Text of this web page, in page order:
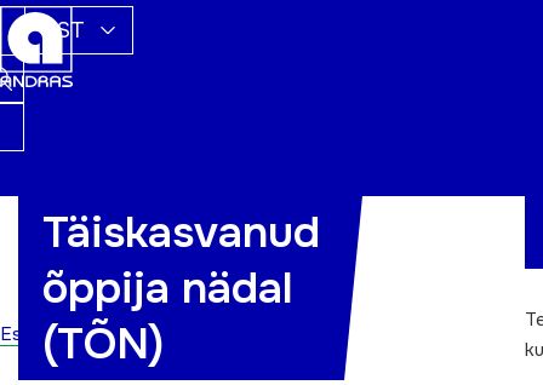
EST
Esileht
Täiskasvanud
õppija nädal
(TÕN)
on saanud
traditsiooniliseks üle-
eestiliseks
täiskasvanuharidust
populariseerivaks ja